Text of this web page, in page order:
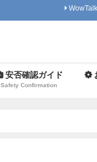
安否確認ガイド
Safety Confirmation